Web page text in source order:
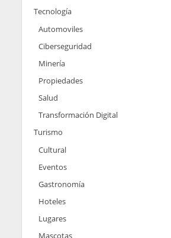
Tecnología
Automoviles
Ciberseguridad
Minería
Propiedades
Salud
Transformación Digital
Turismo
Cultural
Eventos
Gastronomía
Hoteles
Lugares
Mascotas